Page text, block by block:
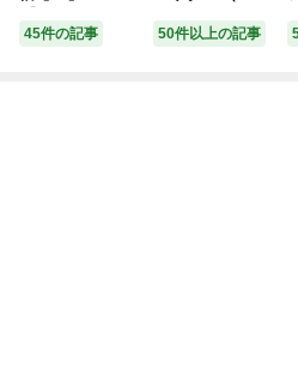
y】 ディズニー
パンがふっくら
45件の記事
ホテル
50件以上の記事